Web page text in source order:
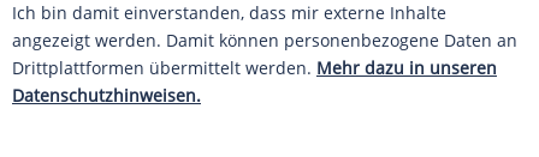
Ich bin damit einverstanden, dass mir externe Inhalte
angezeigt werden. Damit können personenbezogene Daten an
Drittplattformen übermittelt werden. Mehr dazu in unseren
Datenschutzhinweisen.